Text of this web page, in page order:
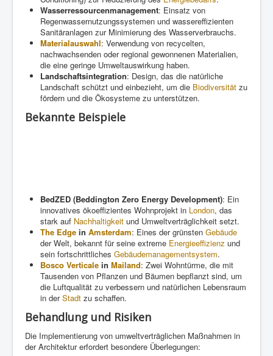
Wasserressourcenmanagement: Einsatz von
Regenwassernutzungssystemen und wassereffizienten
Sanitäranlagen zur Minimierung des Wasserverbrauchs.
Materialauswahl: Verwendung von recycelten,
nachwachsenden oder regional gewonnenen Materialien,
die eine geringe Umweltauswirkung haben.
Landschaftsintegration: Design, das die natürliche
Landschaft schützt und einbezieht, um die Biodiversität zu
fördern und die Ökosysteme zu unterstützen.
Bekannte Beispiele
BedZED (Beddington Zero Energy Development): Ein
innovatives ökoeffizientes Wohnprojekt in London, das
stark auf Nachhaltigkeit und Umweltverträglichkeit setzt.
The Edge in Amsterdam: Eines der grünsten Gebäude
der Welt, bekannt für seine extreme Energieeffizienz und
sein fortschrittliches Gebäudemanagementsystem.
Bosco Verticale in Mailand: Zwei Wohntürme, die mit
Tausenden von Pflanzen und Bäumen bepflanzt sind, um
die Luftqualität zu verbessern und natürlichen Lebensraum
in derStadt zu schaffen.
Behandlung und Risiken
Die Implementierung von umweltverträglichen Maßnahmen in
der Architektur erfordert besondere Überlegungen: